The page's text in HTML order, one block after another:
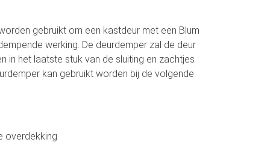
gebruikt om een kastdeur met een Blum
werking. De deurdemper zal de deur
in het laatste stuk van de sluiting en zachtjes
kan gebruikt worden bij de volgende
overdekking